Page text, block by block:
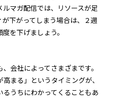
マガ配信では、リソースが足
下がってしまう場合は、２週
を下げましょう。
会社によってさまざまです。
高まる」というタイミングが、
うちにわかってくることもあ